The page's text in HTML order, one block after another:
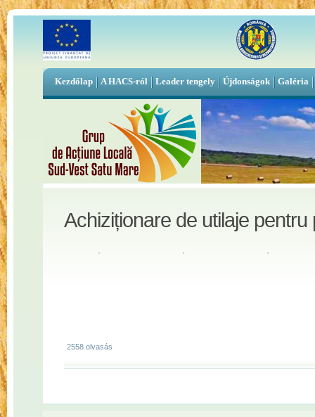
Kezdőlap A HACS-ról Leader tengely Újdonságok Galéria
Achiziționare de utilaje
2558 olvasás